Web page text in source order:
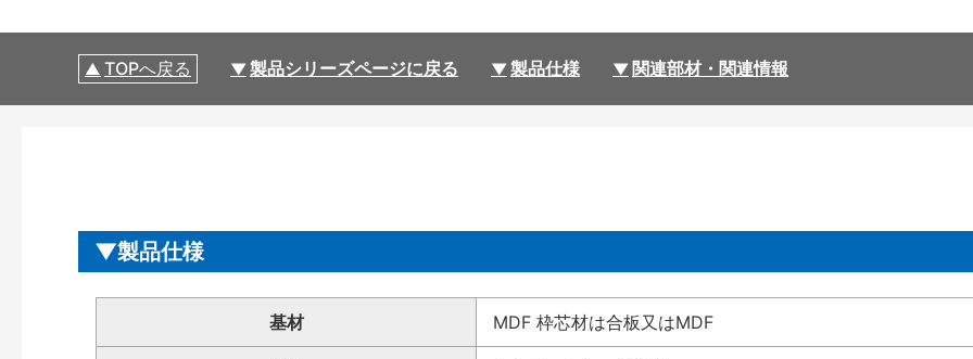
TOPへ戻る 製品シリーズページに戻る 製品仕様 関連部材・関連情報
製品仕様
基材 MDF 枠芯材は合板又はMDF